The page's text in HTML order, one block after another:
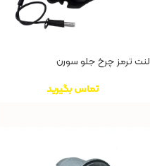
لنت ترمز چرخ جلو سورن
تماس بگیرید